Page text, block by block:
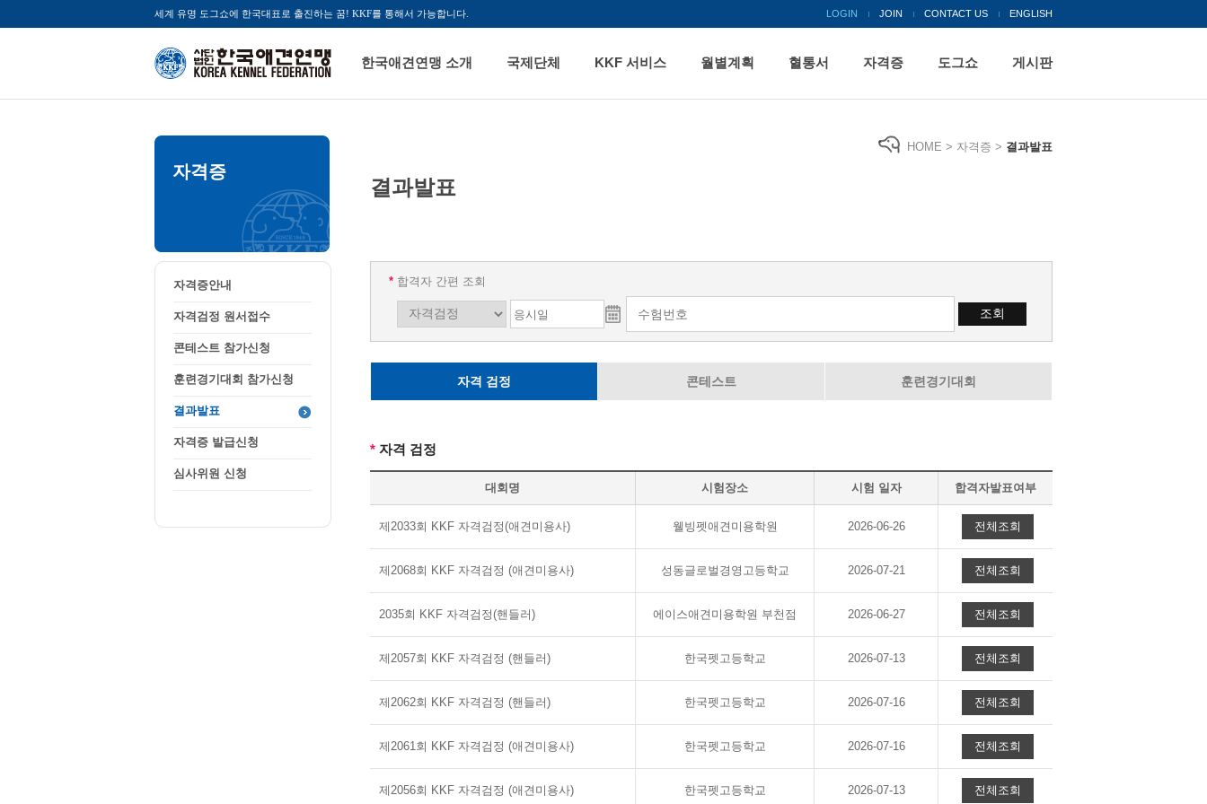
세계 유명 도그쇼에 한국대표로 출진하는 꿈! KKF를 통해서 가능합니다. LOGIN JOIN CONTACT US ENGLISH
한국애견연맹 소개 국제단체 KKF 서비스 월별계획 혈통서 자격증 도그쇼 게시판
자격증
자격증안내
자격검정 원서접수
콘테스트 참가신청
훈련경기대회 참가신청
결과발표
자격증 발급신청
심사위원 신청
HOME > 자격증 > 결과발표
결과발표
* 합격자 간편 조회
자격 검정 콘테스트 훈련경기대회
* 자격 검정
대회명 시험장소 시험 일자 합격자발표여부
제2033회 KKF 자격검정(애견미용사) 웰빙펫애견미용학원 2026-06-26 전체조회
제2068회 KKF 자격검정 (애견미용사) 성동글로벌경영고등학교 2026-07-21 전체조회
2035회 KKF 자격검정(핸들러) 에이스애견미용학원 부천점 2026-06-27 전체조회
제2057회 KKF 자격검정 (핸들러) 한국펫고등학교 2026-07-13 전체조회
제2062회 KKF 자격검정 (핸들러) 한국펫고등학교 2026-07-16 전체조회
제2061회 KKF 자격검정 (애견미용사) 한국펫고등학교 2026-07-16 전체조회
제2056회 KKF 자격검정 (애견미용사) 한국펫고등학교 2026-07-13 전체조회